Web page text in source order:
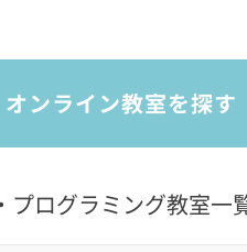
プログラミング教室一